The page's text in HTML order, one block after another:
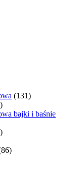
(131)
bajki i baśnie